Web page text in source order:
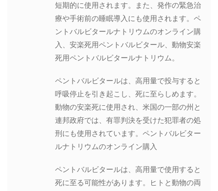
短期的に使用されます。また、発作の緊急治
療や手術前の睡眠導入にも使用されます。ペ
ントバルビタールナトリウムのオンライン購
入、安楽死用ペントバルビタール、動物安楽
死用ペントバルビタールナトリウム。
ペントバルビタールは、高用量で投与すると
呼吸停止を引き起こし、死に至らしめます。
動物の安楽死に使用され、米国の一部の州と
連邦政府では、有罪判決を受けた犯罪者の処
刑にも使用されています。ペントバルビター
ルナトリウムのオンライン購入
ペントバルビタールは、高用量で使用すると
死に至る可能性があります。ヒトと動物の両